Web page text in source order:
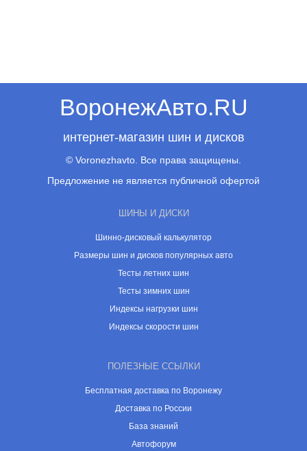
ВоронежАвто.RU
интернет-магазин шин и дисков
© Voronezhavto. Все права защищены.
Предложение не является публичной офертой
ШИНЫ И ДИСКИ
Шинно-дисковый калькулятор
Размеры шин и дисков популярных авто
Тесты летних шин
Тесты зимних шин
Индексы нагрузки шин
Индексы скорости шин
ПОЛЕЗНЫЕ ССЫЛКИ
Бесплатная доставка по Воронежу
Доставка по России
База знаний
Автофорум